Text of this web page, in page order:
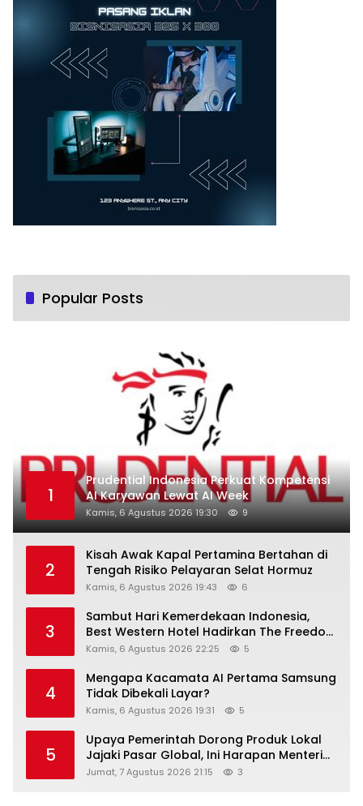
Popular Posts
1
Prudential Indonesia Perkuat Kompetensi
AI Karyawan Lewat AI Week
Kamis, 6 Agustus 2026 19:30 9
2
Kisah Awak Kapal Pertamina Bertahan di
Tengah Risiko Pelayaran Selat Hormuz
Kamis, 6 Agustus 2026 19:43 6
3
Sambut Hari Kemerdekaan Indonesia,
Best Western Hotel Hadirkan The Freedom
Stay Diskon Hingga 45%
Kamis, 6 Agustus 2026 22:25 5
4
Mengapa Kacamata AI Pertama Samsung
Tidak Dibekali Layar?
Kamis, 6 Agustus 2026 19:31 5
5
Upaya Pemerintah Dorong Produk Lokal
Jajaki Pasar Global, Ini Harapan Menteri
Perindustrian RI Lewat ILT dan IGT Expo
Jumat, 7 Agustus 2026 21:15 3